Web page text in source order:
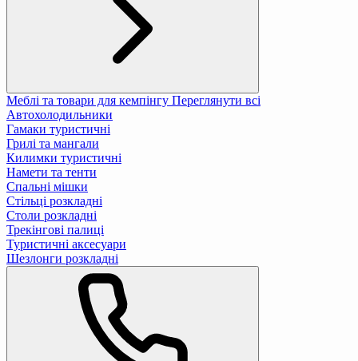
Меблі та товари для кемпінгу Переглянути всі
Автохолодильники
Гамаки туристичні
Грилі та мангали
Килимки туристичні
Намети та тенти
Спальні мішки
Стільці розкладні
Столи розкладні
Трекінгові палиці
Туристичні аксесуари
Шезлонги розкладні